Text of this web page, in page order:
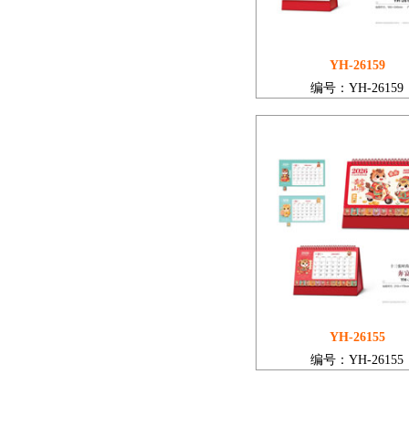
YH-26159
编号：YH-26159
YH-26155
编号：YH-26155